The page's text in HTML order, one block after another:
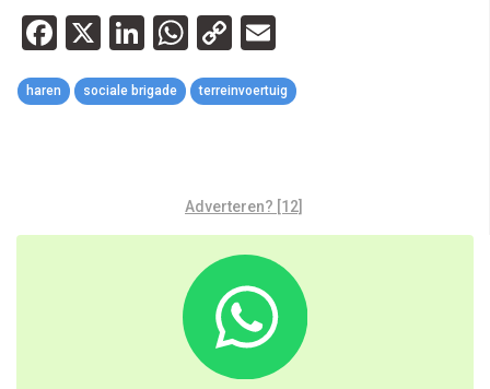
Facebook
X LinkedIn
WhatsApp
Copy
Link
haren sociale brigade terreinvoertuig
Adverteren? [12]